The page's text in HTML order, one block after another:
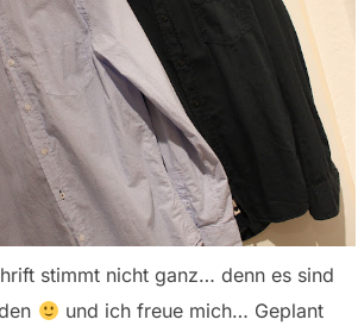
stimmt nicht ganz… denn es sind
und ich freue mich… Geplant